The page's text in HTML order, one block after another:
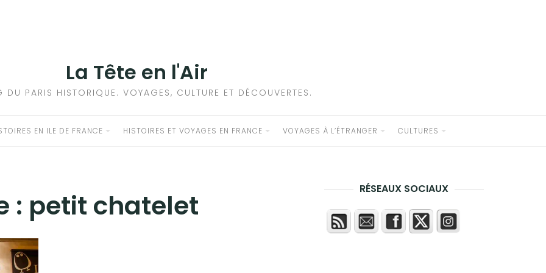
La Tête en l'Air
DU PARIS HISTORIQUE. VOYAGES, CULTURE ET DÉCOUVERTES.
EN ILE DE FRANCE HISTOIRES ET VOYAGES EN FRANCE VOYAGES À L’ÉTRANGER CULTURES
: petit chatelet RÉSEAUX SOCIAUX